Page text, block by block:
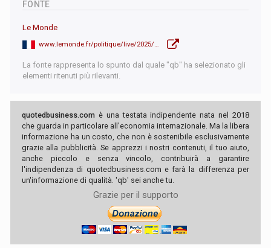
FONTE
Le Monde
www.lemonde.fr/politique/live/2025/10/08/en-direct-crise-politique-sebastien-lecornu-s-est-entretenu-avec-emmanuel-macron-et-est-attendu-au-20-heures-de-france-2_6644534_823448.html
La fonte rappresenta lo spunto dal quale "qb" ha selezionato gli
elementi ritenuti più rilevanti.
quotedbusiness.com è una testata indipendente nata nel 2018
che guarda in particolare all'economia internazionale. Ma la libera
informazione ha un costo, che non è sostenibile esclusivamente
grazie alla pubblicità. Se apprezzi i nostri contenuti, il tuo aiuto,
anche piccolo e senza vincolo, contribuirà a garantire
l'indipendenza di quotedbusiness.com e farà la differenza per
un'informazione di qualità. 'qb' sei anche tu.
Grazie per il supporto